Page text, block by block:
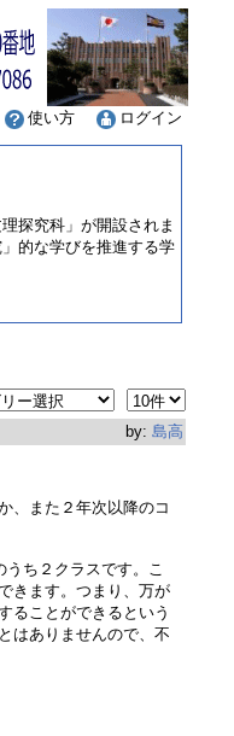
使い方
ログイン
探究科」が開設されま
的な学びを推進する学
by: 島高
、また２年次以降のコ
ち２クラスです。こ
きます。つまり、万が
ることができるという
はありませんので、不